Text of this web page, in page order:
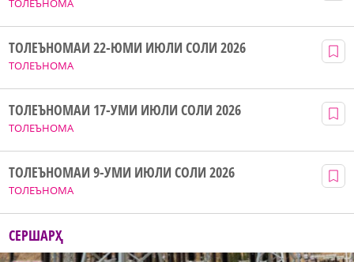
ТОЛЕЪНОМА
ТОЛЕЪНОМА
ТОЛЕЪНОМАИ 22-ЮМИ ИЮЛИ СОЛИ 2026
ТОЛЕЪНОМА
ТОЛЕЪНОМАИ 17-УМИ ИЮЛИ СОЛИ 2026
ТОЛЕЪНОМА
ТОЛЕЪНОМАИ 9-УМИ ИЮЛИ СОЛИ 2026
СЕРШАРҲ